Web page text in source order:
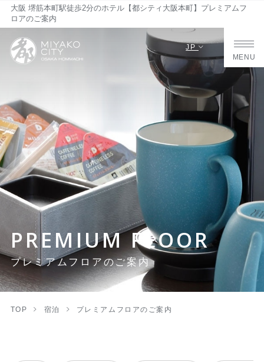
大阪 堺筋本町駅徒歩2分のホテル【都シティ大阪本町】プレミアムフ
ロアのご案内
JP
MENU
PREMIUM FLOOR
プレミアムフロアのご案内
TOP 宿泊 プレミアムフロアのご案内